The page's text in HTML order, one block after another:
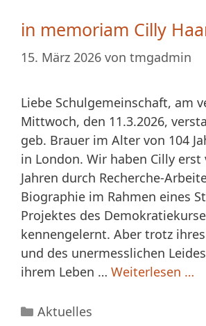
in memoriam Cilly
15. März 2026 von tmgadmin
Liebe Schulgemeinschaft, am
Mittwoch, den 11.3.2026,
geb. Brauer im Alter von 104
in London. Wir haben Cilly
Jahren durch Recherche-
Biographie im Rahmen eines
Projektes des
kennengelernt. Aber trotz
und des unermesslichen
ihrem Leben … Weiterlesen …
Kategorien
Aktuelles